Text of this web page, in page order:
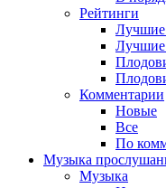
Рейтинги
Лучшие
Лучшие
Комментарии
Новые
Все
По
Музыка
Музыка